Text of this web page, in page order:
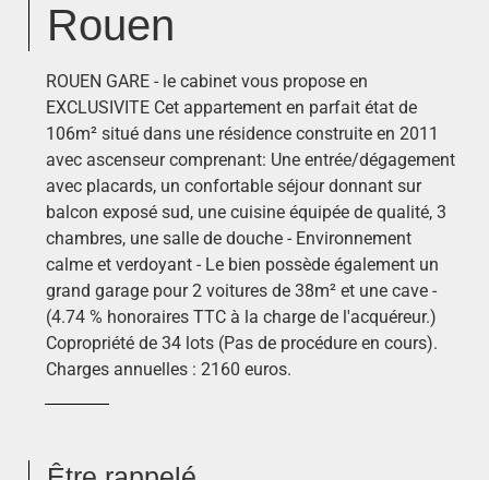
Rouen
ROUEN GARE - le cabinet vous propose en
EXCLUSIVITE Cet appartement en parfait état de
106m² situé dans une résidence construite en 2011
avec ascenseur comprenant: Une entrée/dégagement
avec placards, un confortable séjour donnant sur
balcon exposé sud, une cuisine équipée de qualité, 3
chambres, une salle de douche - Environnement
calme et verdoyant - Le bien possède également un
grand garage pour 2 voitures de 38m² et une cave -
(4.74 % honoraires TTC à la charge de l'acquéreur.)
Copropriété de 34 lots (Pas de procédure en cours).
Charges annuelles : 2160 euros.